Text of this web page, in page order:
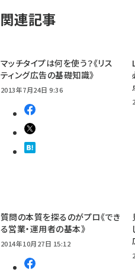
関連記事
マッチタイプは何を使う？《リス
ティング広告の基礎知識》
2013年7月24日 9:36
質問の本質を探るのがプロ《でき
る営業・運用者の基本》
2014年10月27日 15:12